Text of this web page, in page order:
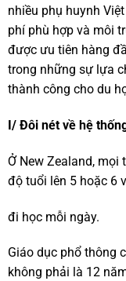
nhiều phụ huynh
phí phù hợp và môi
được ưu tiên hàng
trong những sự lựa
thành công cho du
I/ Đôi nét về hệ
Ở New Zealand, mọi
độ tuổi lên 5 hoặc 6
đi học mỗi ngày.
Giáo dục phổ thông
không phải là 12